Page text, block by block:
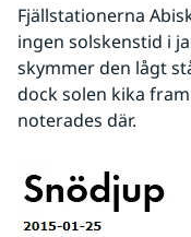
Fjällstationerna
ingen solskenstid i
skymmer den lågt
dock solen kika
noterades där.